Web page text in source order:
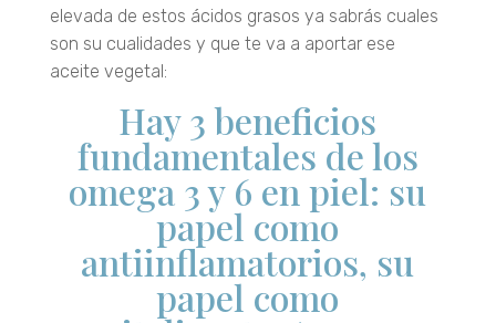
elevada de estos ácidos grasos ya sabrás cuales
son su cualidades y que te va a aportar ese
aceite vegetal:
Hay 3 beneficios
fundamentales de los
omega 3 y 6 en piel: su
papel como
antiinflamatorios, su
papel como